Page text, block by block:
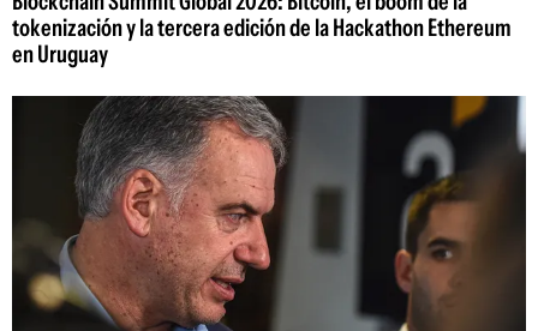
tokenización y la tercera edición de la Hackathon Ethereum
en Uruguay